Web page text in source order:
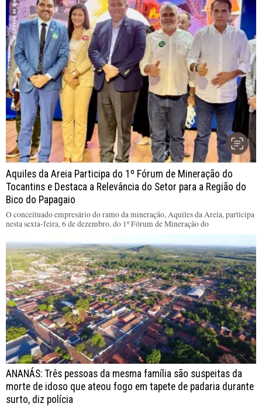
Aquiles da Areia Participa do 1º Fórum de Mineração do
Tocantins e Destaca a Relevância do Setor para a Região do
Bico do Papagaio
O conceituado empresário do ramo da mineração, Aquiles da Areia, participa
nesta sexta-feira, 6 de dezembro, do 1º Fórum de Mineração do
ANANÁS: Três pessoas da mesma família são suspeitas da
morte de idoso que ateou fogo em tapete de padaria durante
surto, diz polícia